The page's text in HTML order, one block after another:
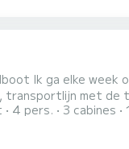
op pad tot de kou begint De
met de trein
Met toegang tot Engeland,
4 pers. 3 cabines